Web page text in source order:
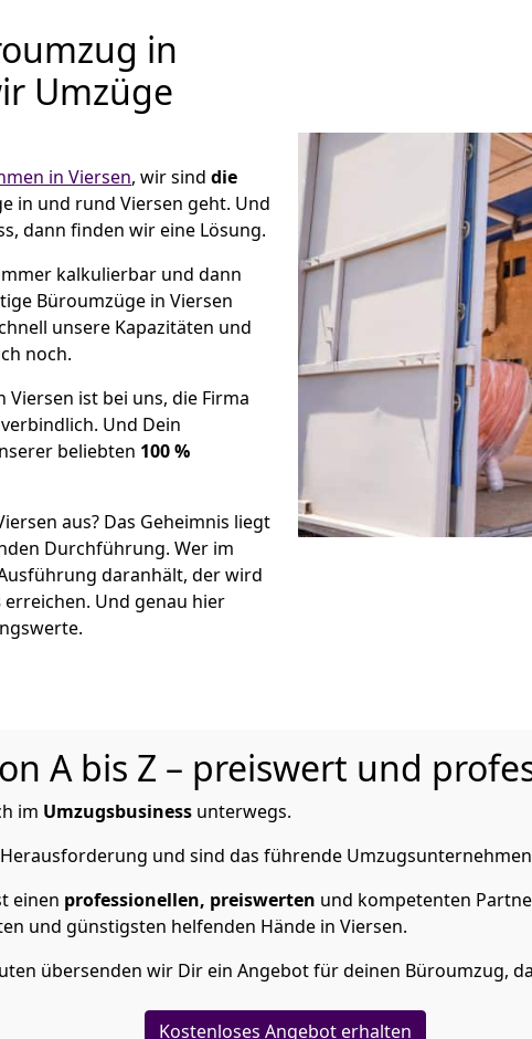
in
Umzüge
in Viersen, wir sind die
in und rund Viersen geht. Und
dann finden wir eine Lösung.
kalkulierbar und dann
Büroumzüge in Viersen
unsere Kapazitäten und
noch.
ist bei uns, die Firma
Und Dein
beliebten 100 %
aus? Das Geheimnis liegt
Durchführung. Wer im
daranhält, der wird
erreichen. Und genau hier
A bis Z – preiswert und
im Umzugsbusiness unterwegs.
und sind das führende
einen professionellen, preiswerten und kompetenten
und günstigsten helfenden Hände in Viersen.
übersenden wir Dir ein Angebot für deinen Büroumzug,
Kostenloses Angebot erhalten